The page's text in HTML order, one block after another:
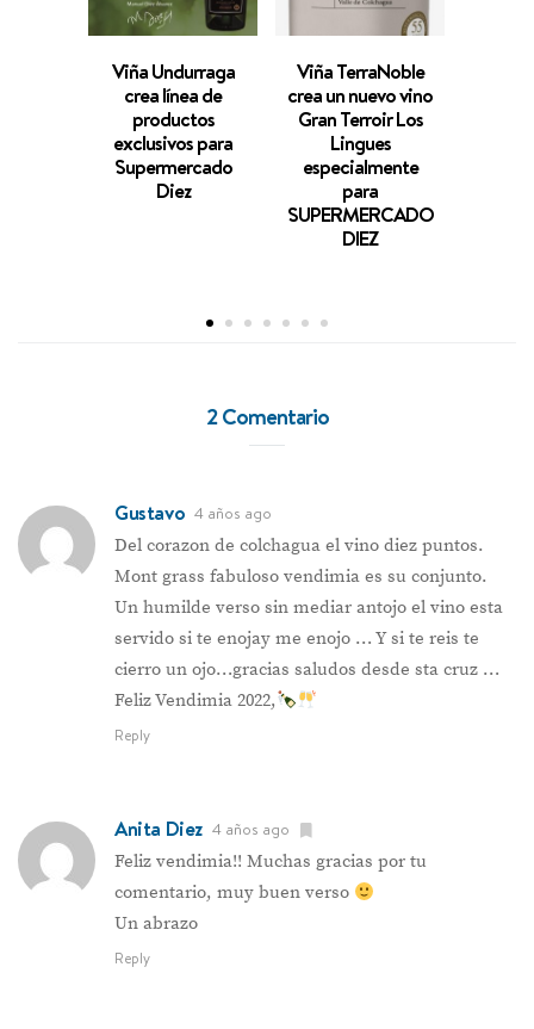
Viña Undurraga
crea línea de
productos
exclusivos para
Supermercado
Diez
Viña TerraNoble
crea un nuevo vino
Gran Terroir Los
Lingues
especialmente
para
SUPERMERCADO
DIEZ
2 Comentario
Gustavo 4 años ago
Del corazon de colchagua el vino diez puntos.
Mont grass fabuloso vendimia es su conjunto.
Un humilde verso sin mediar antojo el vino esta
servido si te enojay me enojo … Y si te reis te
cierro un ojo…gracias saludos desde sta cruz …
Feliz Vendimia 2022,
Reply
Anita Diez 4 años ago
Feliz vendimia!! Muchas gracias por tu
comentario, muy buen verso
Un abrazo
Reply